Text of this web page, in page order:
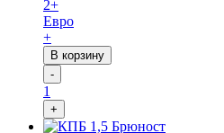
2+
Евро
+
В корзину
-
1
+